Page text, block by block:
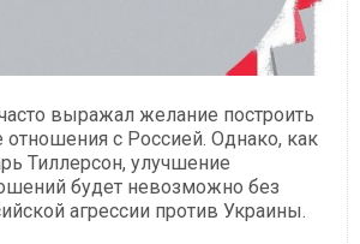
выражал желание построить
с Россией. Однако, как
Тиллерсон, улучшение
будет невозможно без
агрессии против Украины.